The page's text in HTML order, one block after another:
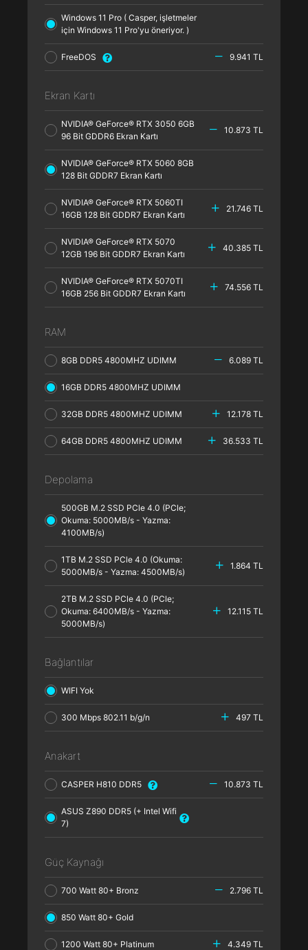
Windows 11 Pro ( Casper, işletmeler
için Windows 11 Pro'yu öneriyor. )
FreeDOS 9.941 TL
Ekran Kartı
NVIDIA® GeForce® RTX 3050 6GB
96 Bit GDDR6 Ekran Kartı
10.873 TL
NVIDIA® GeForce® RTX 5060 8GB
128 Bit GDDR7 Ekran Kartı
NVIDIA® GeForce® RTX 5060TI
16GB 128 Bit GDDR7 Ekran Kartı
21.746 TL
NVIDIA® GeForce® RTX 5070
12GB 196 Bit GDDR7 Ekran Kartı
40.385 TL
NVIDIA® GeForce® RTX 5070TI
16GB 256 Bit GDDR7 Ekran Kartı
74.556 TL
RAM
8GB DDR5 4800MHZ UDIMM 6.089 TL
16GB DDR5 4800MHZ UDIMM
32GB DDR5 4800MHZ UDIMM 12.178 TL
64GB DDR5 4800MHZ UDIMM 36.533 TL
Depolama
500GB M.2 SSD PCle 4.0 (PCle;
Okuma: 5000MB/s - Yazma:
4100MB/s)
1TB M.2 SSD PCle 4.0 (Okuma:
5000MB/s - Yazma: 4500MB/s)
1.864 TL
2TB M.2 SSD PCle 4.0 (PCle;
Okuma: 6400MB/s - Yazma:
5000MB/s)
12.115 TL
Bağlantılar
WIFI Yok
300 Mbps 802.11 b/g/n 497 TL
Anakart
CASPER H810 DDR5 10.873 TL
ASUS Z890 DDR5 (+ Intel Wifi
7)
Güç Kaynağı
700 Watt 80+ Bronz 2.796 TL
850 Watt 80+ Gold
1200 Watt 80+ Platinum 4.349 TL